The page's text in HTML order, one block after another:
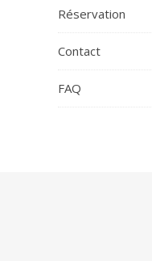
Réservation
Contact
FAQ